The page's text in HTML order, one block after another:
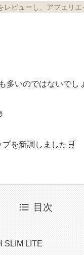
レビューし、アフェリ
多いのではないでし
を新調しました🛒
目次
SLIM LITE